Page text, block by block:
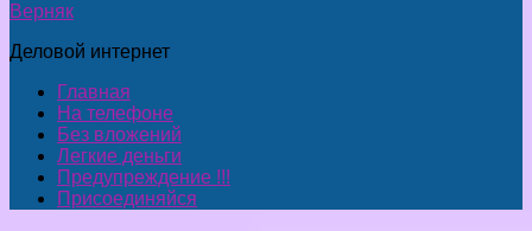
Верняк
Деловой интернет
Главная
На телефоне
Без вложений
Легкие деньги
Предупреждение !!!
Присоединяйся